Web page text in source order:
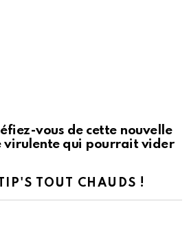
vous de cette nouvelle
virulente qui pourrait vider
TOUT CHAUDS !